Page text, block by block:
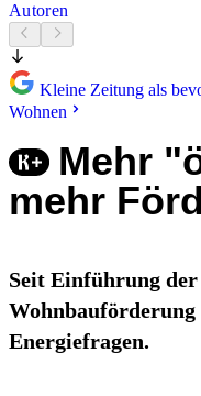
Autoren
Kleine Zeitung als
Wohnen
Mehr
mehr
Seit Einführung
Energiefragen.